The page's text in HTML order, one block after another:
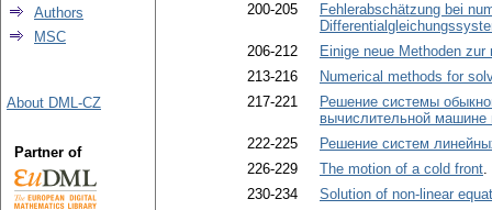
200-205
Fehlerabschätzung bei
206-212
Einige neue Methoden
213-216
Numerical methods for
217-221
Решение системы
вычислительной
222-225
Решение систем
226-229
The motion of a cold front.
230-234
Solution of non-linear
Authors
MSC
About DML-CZ
Partner of